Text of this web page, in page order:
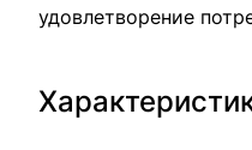
удовлетворение